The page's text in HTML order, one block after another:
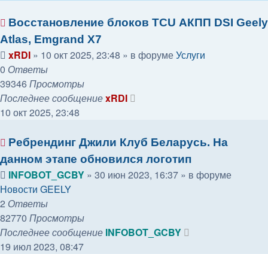
Восстановление блоков TCU АКПП DSI Geely
Atlas, Emgrand X7
xRDI » 10 окт 2025, 23:48 » в форумеУслуги
0 Ответы
39346Просмотры
Последнее сообщениеxRDI
10 окт 2025, 23:48
Ребрендинг Джили Клуб Беларусь. На
данном этапе обновился логотип
INFOBOT_GCBY » 30 июн 2023, 16:37 » в форуме
Новости GEELY
2 Ответы
82770 Просмотры
Последнее сообщение INFOBOT_GCBY
19 июл 2023, 08:47